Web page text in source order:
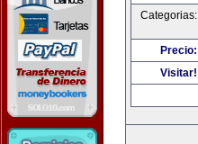
Categorias:
Precio:
Visitar!